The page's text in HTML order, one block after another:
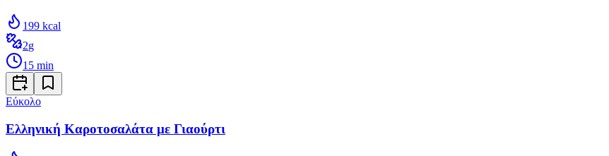
199 kcal
2g
15 min
Εύκολο
Ελληνική Καροτοσαλάτα με Γιαούρτι